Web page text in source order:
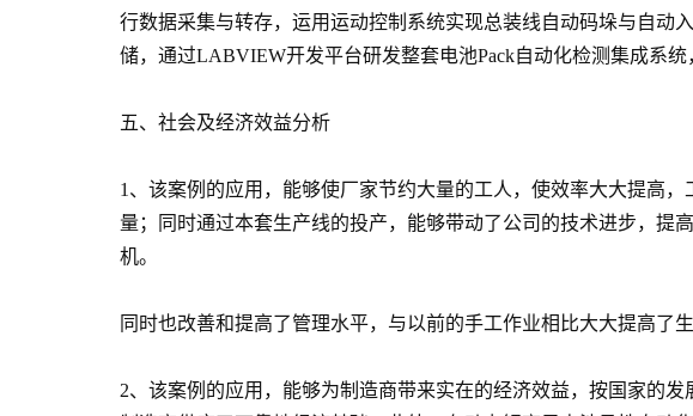
行数据采集与转存，运用运动控制系统实现总装线自动码垛与自动
储，通过LABVIEW开发平台研发整套电池Pack自动化检测集成系
五、社会及经济效益分析
1、该案例的应用，能够使厂家节约大量的工人，使效率大大提高
量；同时通过本套生产线的投产，能够带动了公司的技术进步，提
机。
同时也改善和提高了管理水平，与以前的手工作业相比大大提高了
2、该案例的应用，能够为制造商带来实在的经济效益，按国家的发